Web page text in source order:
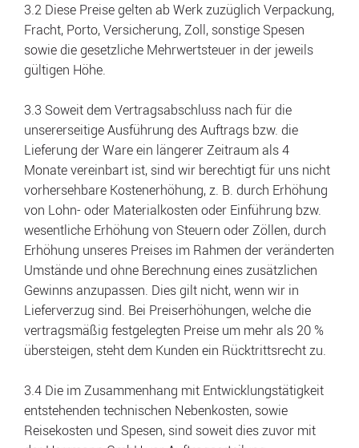
3.2 Diese Preise gelten ab Werk zuzüglich Verpackung,
Fracht, Porto, Versicherung, Zoll, sonstige Spesen
sowie die gesetzliche Mehrwertsteuer in der jeweils
gültigen Höhe.
3.3 Soweit dem Vertragsabschluss nach für die
unsererseitige Ausführung des Auftrags bzw. die
Lieferung der Ware ein längerer Zeitraum als 4
Monate vereinbart ist, sind wir berechtigt für uns nicht
vorhersehbare Kostenerhöhung, z. B. durch Erhöhung
von Lohn- oder Materialkosten oder Einführung bzw.
wesentliche Erhöhung von Steuern oder Zöllen, durch
Erhöhung unseres Preises im Rahmen der veränderten
Umstände und ohne Berechnung eines zusätzlichen
Gewinns anzupassen. Dies gilt nicht, wenn wir in
Lieferverzug sind. Bei Preiserhöhungen, welche die
vertragsmäßig festgelegten Preise um mehr als 20 %
übersteigen, steht dem Kunden ein Rücktrittsrecht zu.
3.4 Die im Zusammenhang mit Entwicklungstätigkeit
entstehenden technischen Nebenkosten, sowie
Reisekosten und Spesen, sind soweit dies zuvor mit